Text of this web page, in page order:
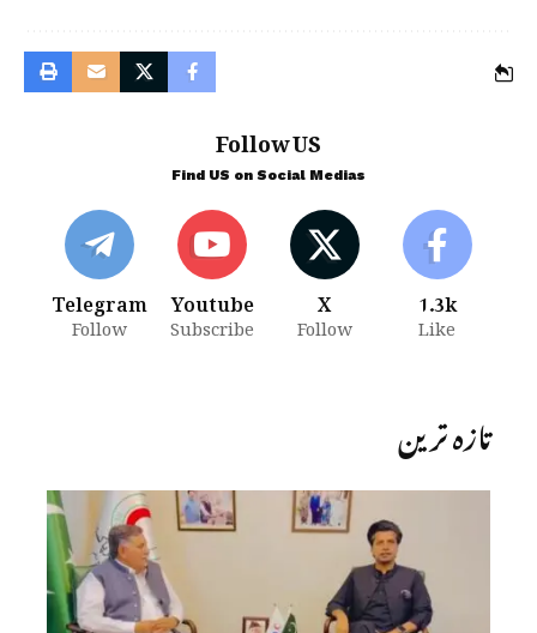
Follow US
Find US on Social Medias
1.3k
Like
X
Follow
Youtube
Subscribe
Telegram
Follow
تازہ ترین